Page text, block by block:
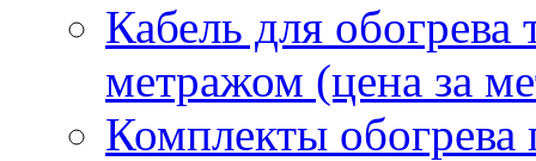
Кабель для обогрева
метражом (цена за
Комплекты обогрева